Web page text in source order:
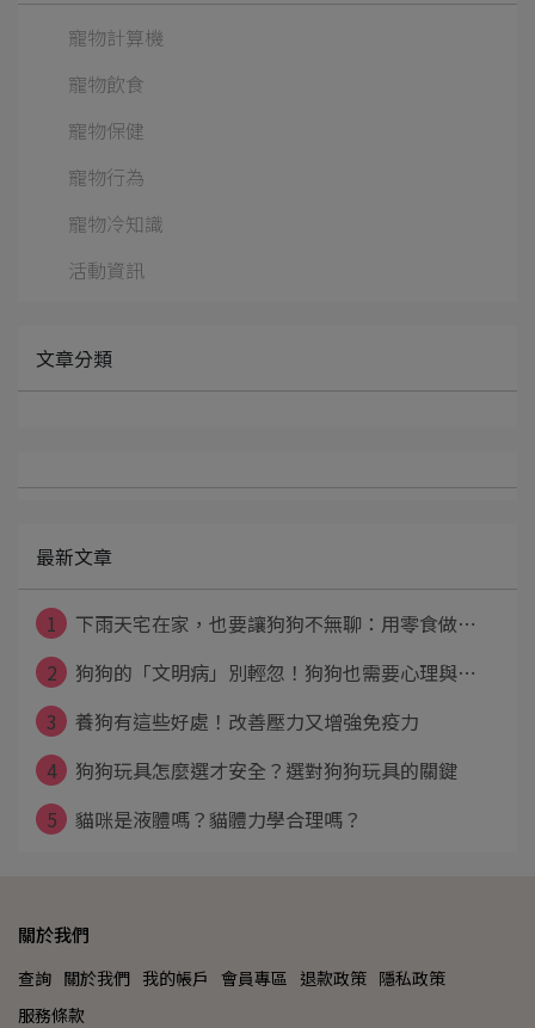
寵物計算機
寵物飲食
寵物保健
寵物行為
寵物冷知識
活動資訊
文章分類
最新文章
1
下雨天宅在家，也要讓狗狗不無聊：用零食做⋯
2
狗狗的「文明病」別輕忽！狗狗也需要心理與⋯
3
養狗有這些好處！改善壓力又增強免疫力
4
狗狗玩具怎麼選才安全？選對狗狗玩具的關鍵
5
貓咪是液體嗎？貓體力學合理嗎？
關於我們
查詢 關於我們 我的帳戶 會員專區 退款政策 隱私政策
服務條款